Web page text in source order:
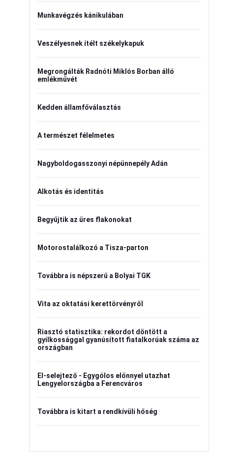
Munkavégzés kánikulában
Veszélyesnek ítélt székelykapuk
Megrongálták Radnóti Miklós Borban álló
emlékművét
Kedden államfőválasztás
A természet félelmetes
Nagyboldogasszonyi népünnepély Adán
Alkotás és identitás
Begyűjtik az üres flakonokat
Motorostalálkozó a Tisza-parton
Továbbra is népszerű a Bolyai TGK
Vita az oktatási kerettörvényről
Riasztó statisztika: rekordot döntött a
gyilkossággal gyanúsított fiatalkorúak száma az
országban
El-selejtező - Egygólos előnnyel utazhat
Lengyelországba a Ferencváros
Továbbra is kitart a rendkívüli hőség